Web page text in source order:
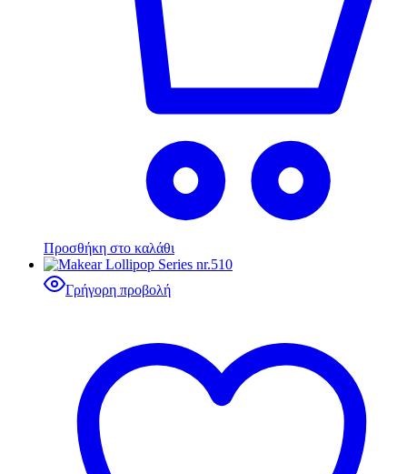
Προσθήκη στο καλάθι
Γρήγορη προβολή